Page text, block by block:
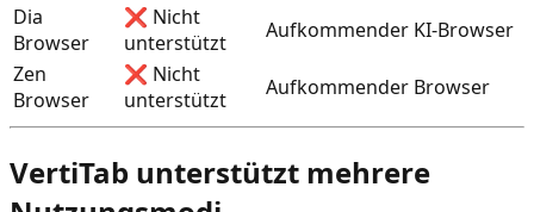
Dia
Browser
❌ Nicht
unterstützt
Aufkommender KI-Browser
Zen
Browser
❌ Nicht
unterstützt
Aufkommender Browser
VertiTab unterstützt mehrere